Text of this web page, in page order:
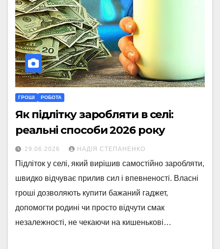
ГРОШІ РОБОТА
Як підлітку заробляти в селі:
реальні способи 2026 року
29.06.2026 НАДІЯ СТЕПАНЕНКО
Підліток у селі, який вирішив самостійно заробляти,
швидко відчуває прилив сил і впевненості. Власні
гроші дозволяють купити бажаний гаджет,
допомогти родині чи просто відчути смак
незалежності, не чекаючи на кишенькові…